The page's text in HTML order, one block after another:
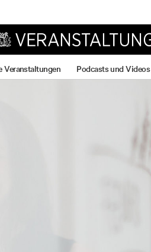
Veranstaltungen Podcasts und Videos